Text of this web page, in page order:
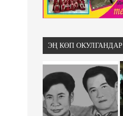
ЭҢ КӨП ОКУЛГАНДАР